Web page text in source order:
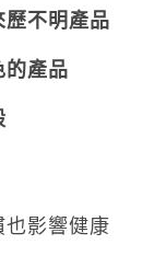
不明產品
的產品
也影響健康